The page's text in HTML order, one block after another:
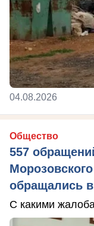
04.08.2026
Общество
557
обращались
С какими